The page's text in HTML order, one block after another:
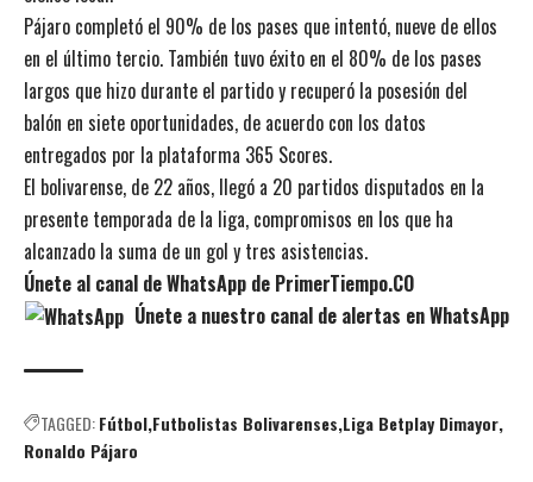
Pájaro completó el 90% de los pases que intentó, nueve de ellos
en el último tercio. También tuvo éxito en el 80% de los pases
largos que hizo durante el partido y recuperó la posesión del
balón en siete oportunidades, de acuerdo con los datos
entregados por la plataforma 365 Scores.
El bolivarense, de 22 años, llegó a 20 partidos disputados en la
presente temporada de la liga, compromisos en los que ha
alcanzado la suma de un gol y tres asistencias.
Únete al canal de WhatsApp de PrimerTiempo.CO
Únete a nuestro canal de alertas en WhatsApp
TAGGED:Fútbol Futbolistas Bolivarenses Liga Betplay Dimayor
Ronaldo Pájaro